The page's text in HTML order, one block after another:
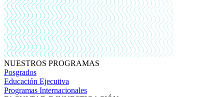
NUESTROS PROGRAMAS
Posgrados
Educación Ejecutiva
Programas Internacionales